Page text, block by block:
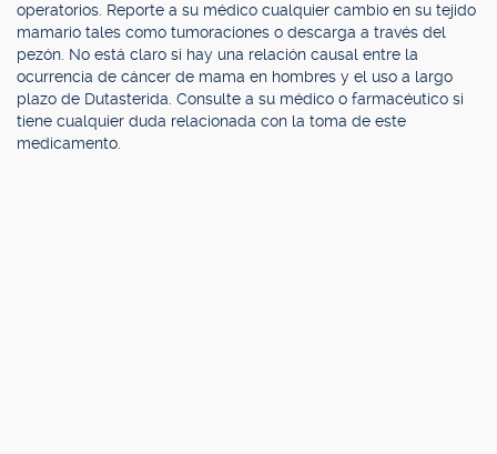
operatorios. Reporte a su médico cualquier cambio en su tejido
mamario tales como tumoraciones o descarga a través del
pezón. No está claro si hay una relación causal entre la
ocurrencia de cáncer de mama en hombres y el uso a largo
plazo de Dutasterida. Consulte a su médico o farmacéutico si
tiene cualquier duda relacionada con la toma de este
medicamento.